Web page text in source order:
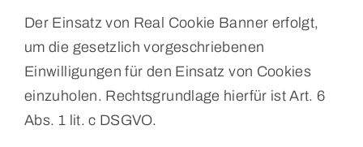
Der Einsatz von Real Cookie Banner erfolgt,
um die gesetzlich vorgeschriebenen
Einwilligungen für den Einsatz von Cookies
einzuholen. Rechtsgrundlage hierfür ist Art. 6
Abs. 1 lit. c DSGVO.